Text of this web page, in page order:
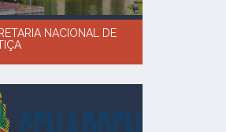
NACIONAL DE